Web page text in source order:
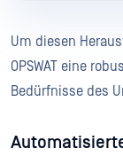
Um diesen
OPSWAT eine
Bedürfnisse des